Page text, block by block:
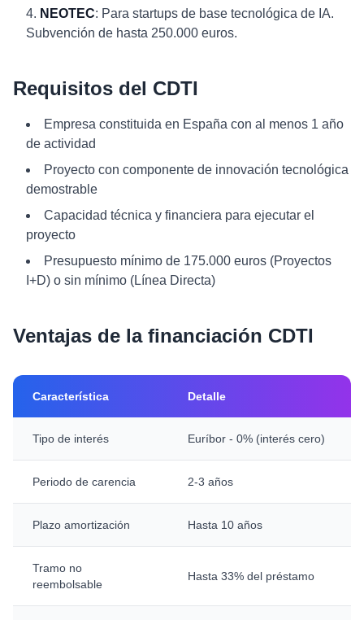
NEOTEC: Para startups de base tecnológica de IA.
Subvención de hasta 250.000 euros.
Requisitos del CDTI
Empresa constituida en España con al menos 1 año
de actividad
Proyecto con componente de innovación tecnológica
demostrable
Capacidad técnica y financiera para ejecutar el
proyecto
Presupuesto mínimo de 175.000 euros (Proyectos
I+D) o sin mínimo (Línea Directa)
Ventajas de la financiación CDTI
Característica Detalle
Tipo de interés Euríbor - 0% (interés cero)
Periodo de carencia 2-3 años
Plazo amortización Hasta 10 años
Tramo no
reembolsable
Hasta 33% del préstamo